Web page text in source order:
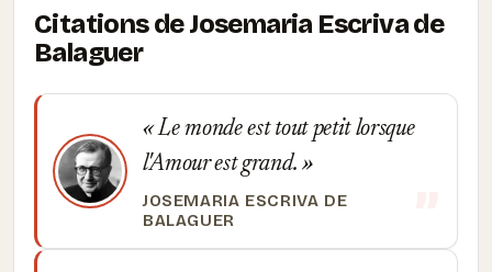
Citations de Josemaria Escriva de
Balaguer
Le monde est tout petit lorsque
l'Amour est grand.
JOSEMARIA ESCRIVA DE
BALAGUER